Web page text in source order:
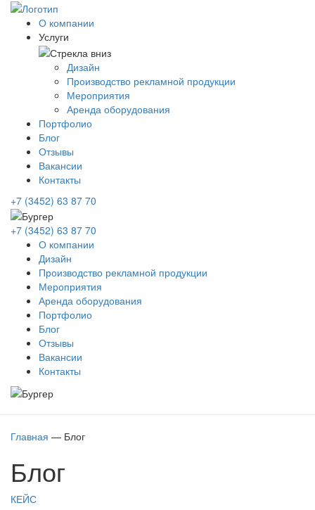
О компании
Услуги
Дизайн
Производство рекламной продукции
Мероприятия
Аренда оборудования
Портфолио
Блог
Отзывы
Вакансии
Контакты
+7 (3452) 63 87 70
+7 (3452) 63 87 70
О компании
Дизайн
Производство рекламной продукции
Мероприятия
Аренда оборудования
Портфолио
Блог
Отзывы
Вакансии
Контакты
Главная — Блог
Блог
КЕЙС